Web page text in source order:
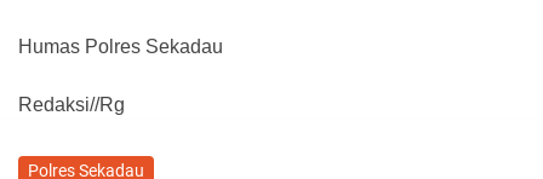
Humas Polres Sekadau
Redaksi//Rg
Polres Sekadau